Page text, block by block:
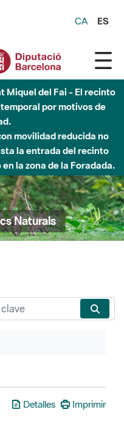
CA ES
Miquel del Fai - El recinto
por motivos de
movilidad reducida no
la entrada del recinto
la zona de la Foradada.
Naturals
Detalles Imprimir